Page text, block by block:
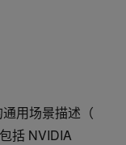
用场景描述（
括 NVIDIA